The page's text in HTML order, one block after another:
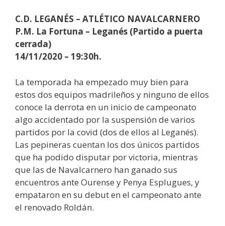
C.D. LEGANÉS – ATLÉTICO NAVALCARNERO
P.M. La Fortuna – Leganés (Partido a puerta
cerrada)
14/11/2020 – 19:30h.
La temporada ha empezado muy bien para
estos dos equipos madrileños y ninguno de ellos
conoce la derrota en un inicio de campeonato
algo accidentado por la suspensión de varios
partidos por la covid (dos de ellos al Leganés).
Las pepineras cuentan los dos únicos partidos
que ha podido disputar por victoria, mientras
que las de Navalcarnero han ganado sus
encuentros ante Ourense y Penya Esplugues, y
empataron en su debut en el campeonato ante
el renovado Roldán.